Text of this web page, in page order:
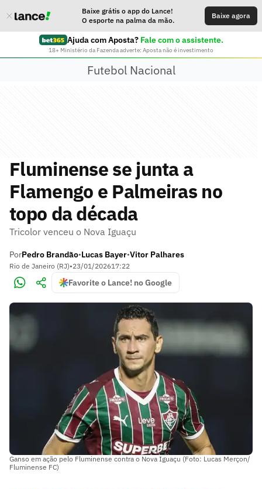
Baixe grátis o app do Lance!
O esporte na palma da mão.
Baixe agora
Ajuda com Aposta? Fale com o assistente.
18+ Ministério da Fazenda adverte: Aposta não é investimento
Futebol Nacional
Fluminense se junta a
Flamengo e Palmeiras no
topo da década
Tricolor venceu o Nova Iguaçu
PorPedro Brandão•Lucas Bayer•Vitor Palhares
Rio de Janeiro (RJ)•23/01/202617:22
Favorite o Lance! no Google
Ganso em ação pelo Fluminense contra o Nova Iguaçu (Foto: Lucas Merçon/
Fluminense FC)